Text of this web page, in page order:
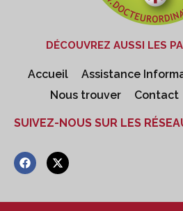
DÉCOUVREZ AUSSI LES
Accueil Assistance
Nous trouver
Contact
SUIVEZ-NOUS SUR LES
F
a
b
X
-
i